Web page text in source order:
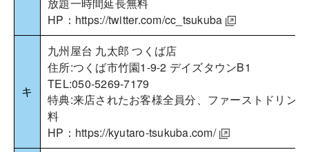
HP： https://twitter.com/cc_tsukuba
キ
九州屋台 九太郎 つくば店
住所:つくば市竹園1-9-2 デイズタウンB1
TEL:050-5269-7179
特典:来店されたお客様全員分、ファーストドリン
料
HP： https://kyutaro-tsukuba.com/